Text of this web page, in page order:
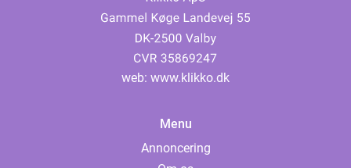
web: www.klikko.dk
Menu
Annoncering